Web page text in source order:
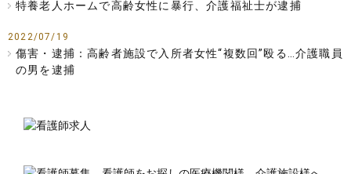
特養老人ホームで高齢女性に暴行、介護福祉士が逮捕
2022/07/19
傷害・逮捕：高齢者施設で入所者女性“複数回”殴る…介護職員
の男を逮捕